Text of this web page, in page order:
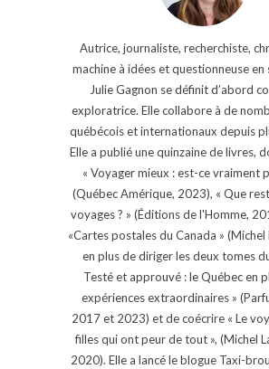
Autrice, journaliste, recherchiste,
machine à idées et questionneuse en
Julie Gagnon se définit d’abord
exploratrice. Elle collabore à de
québécois et internationaux depuis
Elle a publié une quinzaine de livres,
« Voyager mieux : est-ce vraiment
(Québec Amérique, 2023), « Que
voyages ? » (Éditions de l'Homme,
«Cartes postales du Canada »
en plus de diriger les deux tomes
Testé et approuvé : le Québec en
expériences extraordinaires »
2017 et 2023) et de coécrire « Le
filles qui ont peur de tout », (Michel
2020). Elle a lancé le blogue Taxi-